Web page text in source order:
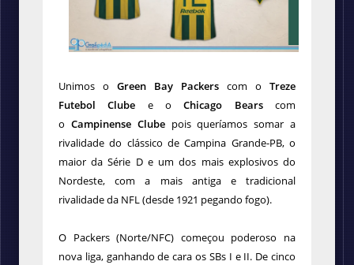
Unimos o Green Bay Packers com o Treze
Futebol Clube e oChicago Bearscom
o Campinense Clubepois queríamos somar a
rivalidade do clássico de Campina Grande-PB, o
maior da Série D e um dos mais explosivos do
Nordeste, com a mais antiga e tradicional
rivalidade da NFL (desde 1921 pegando fogo).
O Packers (Norte/NFC) começou poderoso na
nova liga, ganhando de cara os SBs I e II. De cinco